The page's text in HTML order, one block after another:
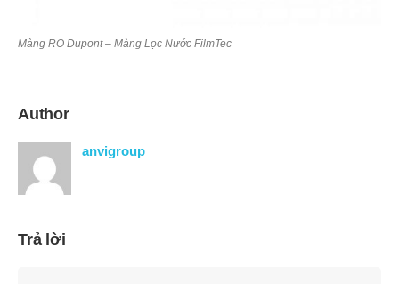
Màng RO Dupont – Màng Lọc Nước FilmTec
Author
anvigroup
Trả lời